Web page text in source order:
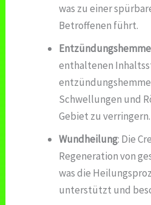
was zu einer
Betroffenen führt.
enthaltenen
Schwellungen und
Gebiet zu verringern.
Wundheilung: Die
Regeneration von
was die
unterstützt und